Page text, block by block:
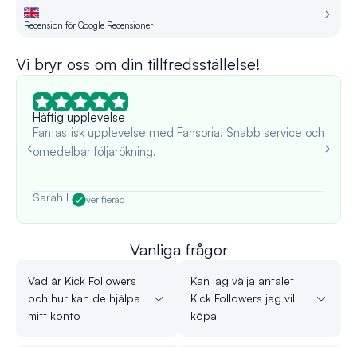
Recension för Google Recensioner
Vi bryr oss om din tillfredsställelse!
Häftig upplevelse
Fantastisk upplevelse med Fansoria! Snabb service och
omedelbar följarökning.
Sarah L verifierad
Vanliga frågor
Vad är Kick Followers
och hur kan de hjälpa
mitt konto
Kan jag välja antalet
Kick Followers jag vill
köpa